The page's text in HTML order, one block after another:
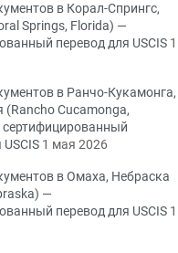
в Корал-Спрингс,
Springs, Florida) —
перевод для USCIS 1
в Ранчо-Кукамонга,
Cucamonga,
1 мая 2026
в Омаха, Небраска
—
перевод для USCIS 1